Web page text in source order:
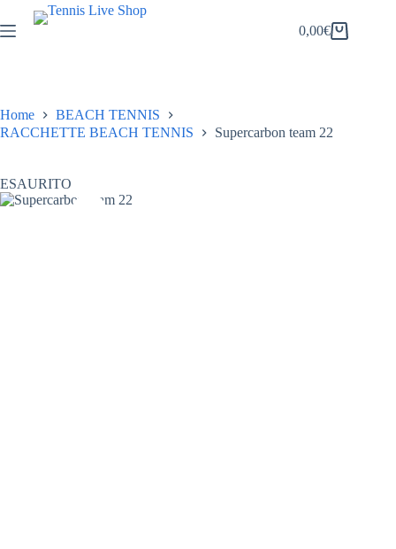
al
contenuto
Carrello
0,00€
Home
BEACH TENNIS
RACCHETTE BEACH TENNIS
Supercarbon team 22
ESAURITO